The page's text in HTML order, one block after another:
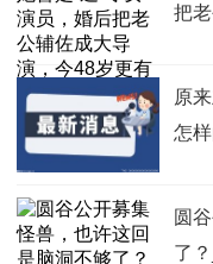
把
原
怎
圆
了